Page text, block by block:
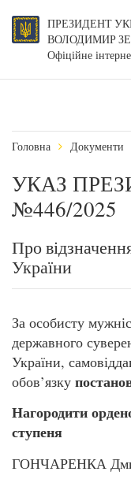
ПРЕЗИДЕНТ
ВОЛОДИМИР
Офіційне
Головна Документи
УКАЗ
№446/2025
Про
України
За особисту
державного
України,
обов’язку
Нагородити
ступеня
ГОНЧАРЕНКА